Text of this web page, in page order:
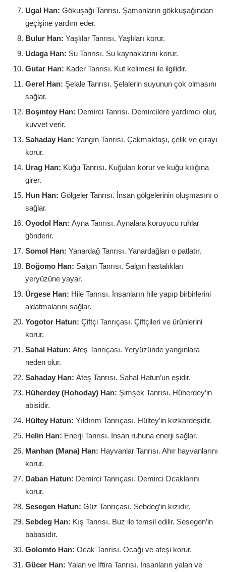
Ugal Han: Gökuşağı Tanrısı. Şamanların gökkuşağından
geçişine yardım eder.
Bulur Han: Yaşlılar Tanrısı. Yaşlıları korur.
Udaga Han: Su Tanrısı. Su kaynaklarını korur.
Gutar Han: Kader Tanrısı. Kut kelimesi ile ilgilidir.
Gerel Han: Şelale Tanrısı. Şelalerin suyunun çok olmasını
sağlar.
Boşıntoy Han: Demirci Tanrısı. Demircilere yardımcı olur,
kuvvet verir.
Sahaday Han: Yangın Tanrısı. Çakmaktaşı, çelik ve çırayı
korur.
Urag Han: Kuğu Tanrısı. Kuğuları korur ve kuğu kılığına
girer.
Hun Han: Gölgeler Tanrısı. İnsan gölgelerinin oluşmasını o
sağlar.
Oyodol Han: Ayna Tanrısı. Aynalara koruyucu ruhlar
gönderir.
Somol Han: Yanardağ Tanrısı. Yanardağları o patlatır.
Boğomo Han: Salgın Tanrısı. Salgın hastalıkları
yeryüzüne yayar.
Ürgese Han: Hile Tanrısı. İnsanların hile yapıp birbirlerini
aldatmalarını sağlar.
Yogotor Hatun: Çiftçi Tanrıçası. Çiftçileri ve ürünlerini
korur.
Sahal Hatun: Ateş Tanrıçası. Yeryüzünde yangınlara
neden olur.
Sahaday Han: Ateş Tanrısı. Sahal Hatun’un eşidir.
Hüherdey (Hohoday) Han: Şimşek Tanrısı. Hüherdey’in
abisidir.
Hültey Hatun: Yıldırım Tanrıçası. Hültey’in kızkardeşidir.
Helin Han: Enerji Tanrısı. İnsan ruhuna enerji sağlar.
Manhan (Mana) Han: Hayvanlar Tanrısı. Ahır hayvanlarını
korur.
Daban Hatun: Demirci Tanrıçası. Demirci Ocaklarını
korur.
Sesegen Hatun: Güz Tanrıçası. Sebdeg’in kızıdır.
Sebdeg Han: Kış Tanrısı. Buz ile temsil edilir. Sesegen’in
babasıdır.
Golomto Han: Ocak Tanrısı. Ocağı ve ateşi korur.
Gücer Han: Yalan ve İftira Tanrısı. İnsanların yalan ve